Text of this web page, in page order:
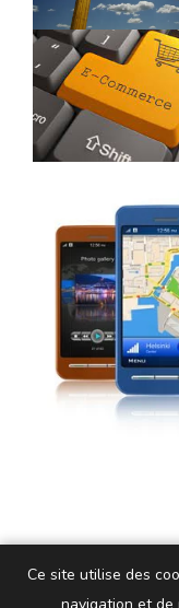
Ce site utilise des